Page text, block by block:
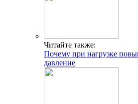
Читайте также:
Почему при нагрузке
давление